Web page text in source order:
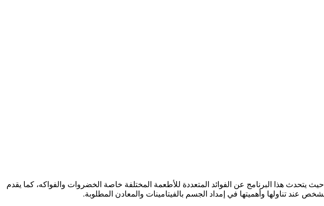
يتحدث هذا البرنامج عن الفوائد المتعددة للأطعمة المختلفة خاصة الخضروات والفواكه، كما يقدم
عند تناولها وأهميتها في إمداد الجسم بالفيتامينات والمعادن المطلوبة.